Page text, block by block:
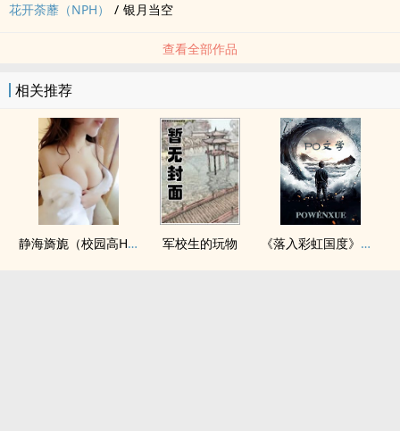
花开荼蘼（NPH）
/ 银月当空
查看全部作品
相关推荐
静海旖旎（校园高H） 军校生的玩物 《落入彩虹国度》穿越+西幻+言情